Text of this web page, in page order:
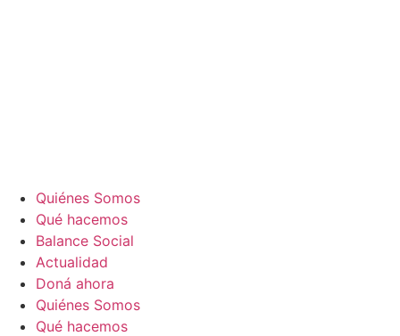
Quiénes Somos
Qué hacemos
Balance Social
Actualidad
Doná ahora
Quiénes Somos
Qué hacemos